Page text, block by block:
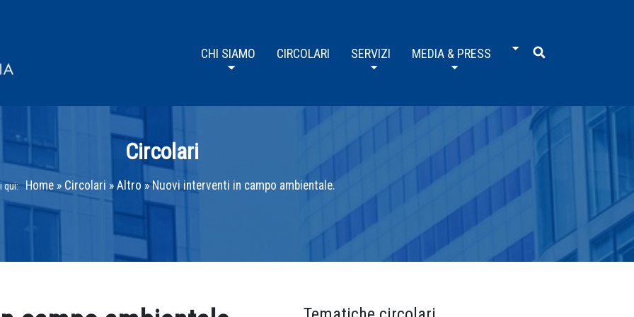
CHI SIAMO CIRCOLARI SERVIZI MEDIA & PRESS
Circolari
qui: Home» Circolari » Altro »Nuovi interventi in campo ambientale.